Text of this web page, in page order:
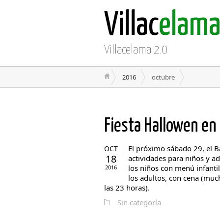
Villac
Villacelama 2.0
2016 octubre
Fiesta Hallowen
OCT
18
2016
El próximo sábado 29, el
actividades para niños y
los niños con menú
los adultos, con cena
las 23 horas).
Sin categoría